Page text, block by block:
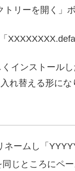
リーを開く」
インストール
れ替える形にな
ネームし「
同じところにペ